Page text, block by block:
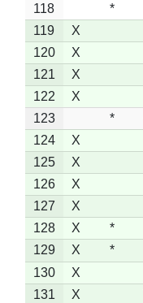
118
*
119
X
120
X
121
X
122
X
123
*
124
X
125
X
126
X
127
X
128
X *
129
X *
130
X
131
X